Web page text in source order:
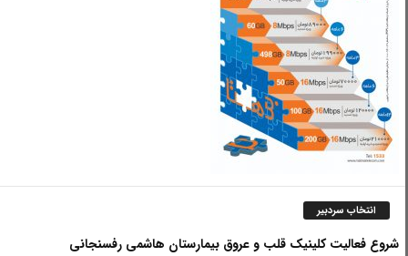
انتخاب سردبیر
شروع فعالیت کلینیک قلب و عروق بیمارستان هاشمی رفسنجانی